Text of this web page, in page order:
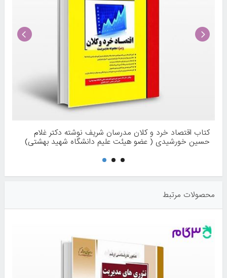
کتاب اقتصاد خرد و کلان مدرسان شریف نوشته دکتر غلام
حسین خورشیدی ( عضو هیئت علیم دانشگاه شهید بهشتی)
محصولات مرتبط